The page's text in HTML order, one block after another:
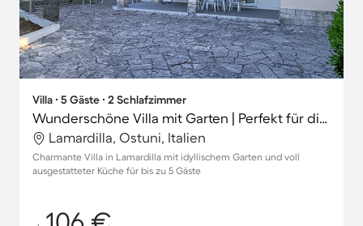
Villa ∙ 5 Gäste ∙ 2 Schlafzimmer
Wunderschöne Villa mit Garten | Perfekt für die Arbeit von Zuhause
Lamardilla, Ostuni, Italien
Charmante Villa in Lamardilla mit idyllischem Garten und voll
ausgestatteter Küche für bis zu 5 Gäste